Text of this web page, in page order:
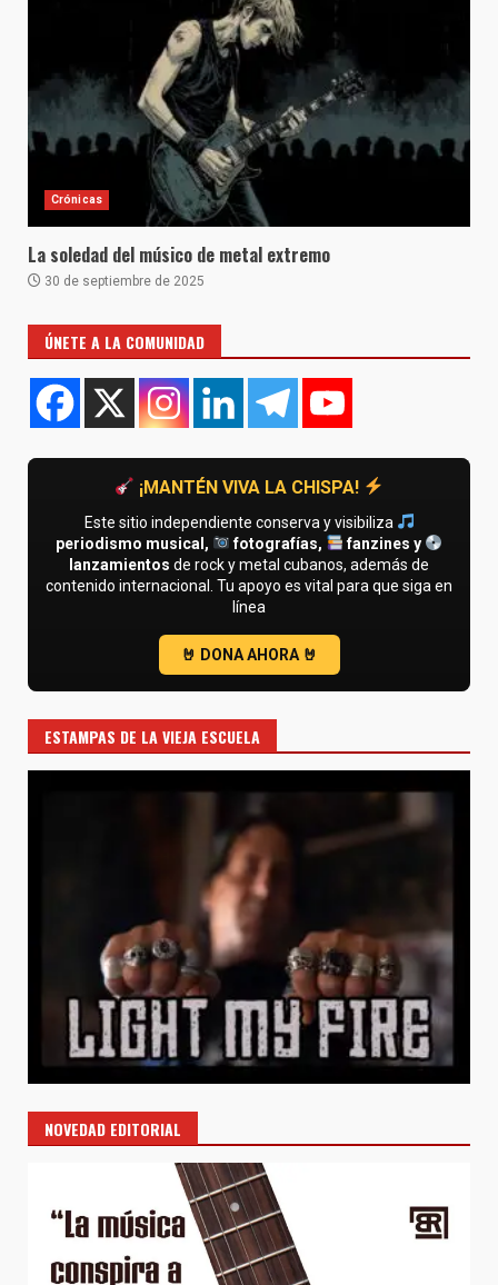
Crónicas
La soledad del músico de metal extremo
30 de septiembre de 2025
ÚNETE A LA COMUNIDAD
¡MANTÉN VIVA LA CHISPA!
Este sitio independiente conserva y visibiliza
periodismo musical,
fotografías,
fanzines y
lanzamientos de rock y metal cubanos, además de
contenido internacional. Tu apoyo es vital para que siga en
línea
ESTAMPAS DE LA VIEJA ESCUELA
NOVEDAD EDITORIAL